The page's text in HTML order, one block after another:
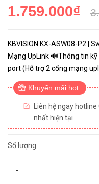
1.759.000₫
KBVISION KX-ASW08-P2 |
Mạng UpLink 🔊Thông tin kỹ thuật
port (Hỗ trợ 2 cổng mạng
1000Mbps Uplink port Hỗ
Khuyến mãi hot
Liên hệ ngay
nhất hiện tại
Số lượng:
-